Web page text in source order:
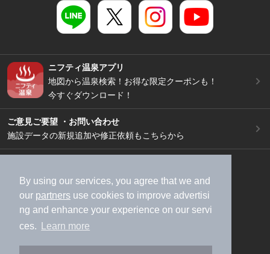
By using our services, you agree that we and
our partners use cookies to improve advertisi
ng and enhance your experience on our servi
ces.
Learn more
ニフティ温泉アプリ
地図から温泉検索！お得な限定クーポンも！
今すぐダウンロード！
ご意見ご要望 ・お問い合わせ
施設データの新規追加や修正依頼もこちらから
加盟店募集（資料請求）
広告出稿のご案内
利用規約
ライフスタイルMEMBERS+規約
特定商取引法に基づく表記
ヘルプ
採用情報
運営会社